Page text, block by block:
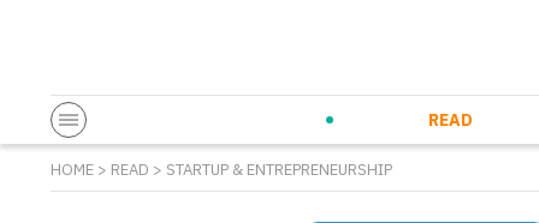
READ
HOME > READ > STARTUP & ENTREPRENEURSHIP